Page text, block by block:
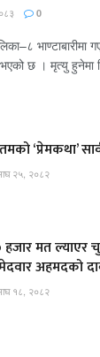
0
भाण्टाबारीमा
छ । मृत्यु हुनेमा
‘प्रेमकथा’
२५, २०८२
मत ल्याएर
अहमदको
१८, २०८२